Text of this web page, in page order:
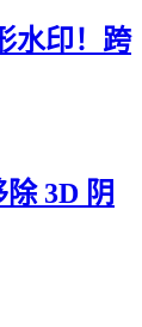
水印！跨
3D 阴